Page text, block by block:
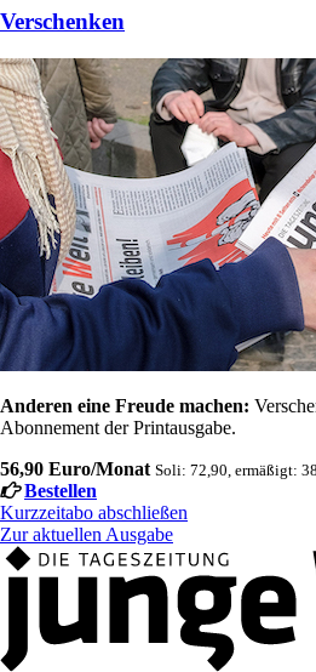
Verschenken
Anderen eine Freude machen:
Abonnement der Printausgabe.
56,90 Euro/Monat Soli: 72,90, ermäßigt:
Bestellen
Kurzzeitabo abschließen
Zur aktuellen Ausgabe